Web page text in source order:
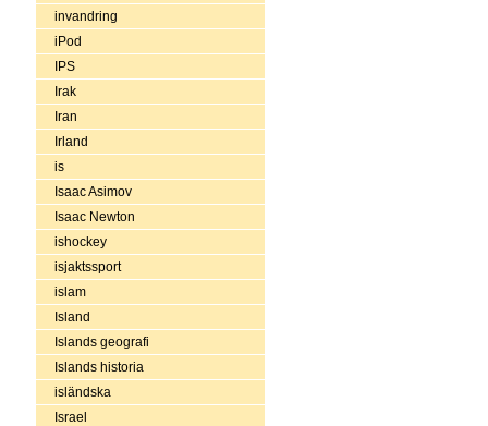
invandring
iPod
IPS
Irak
Iran
Irland
is
Isaac Asimov
Isaac Newton
ishockey
isjaktssport
islam
Island
Islands geografi
Islands historia
isländska
Israel